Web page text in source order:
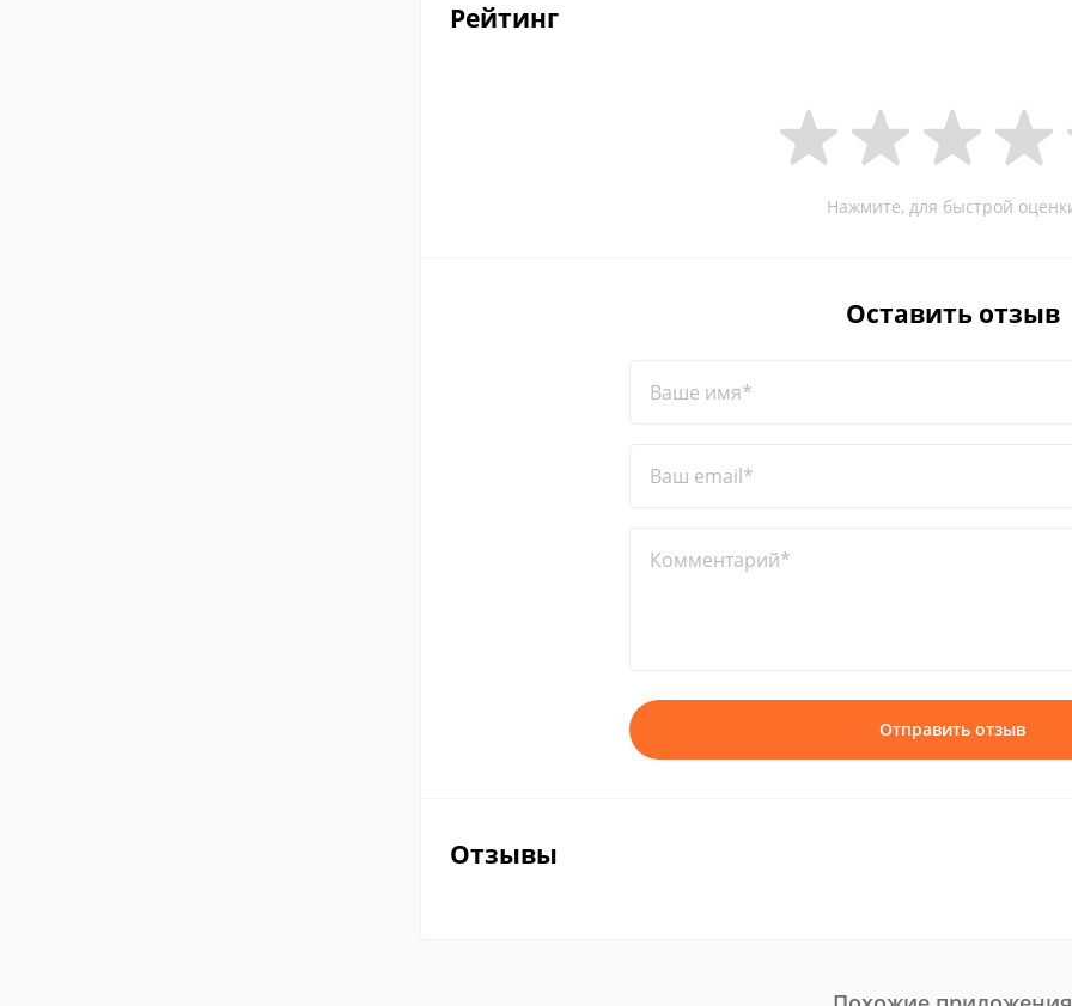
Рейтинг
Нажмите, для быстрой
Оставить отзыв
Ваше имя*
Ваш email*
Комментарий*
Отправить отзыв
Отзывы